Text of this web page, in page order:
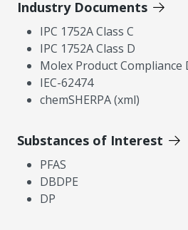
Industry Documents
IPC 1752A Class C
IPC 1752A Class D
Molex Product Compliance
IEC-62474
chemSHERPA (xml)
Substances of Interest
PFAS
DBDPE
DP